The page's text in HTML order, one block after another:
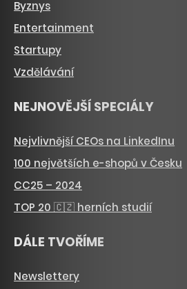
Byznys
Entertainment
Startupy
Vzdělávání
NEJNOVĚJŠÍ SPECIÁLY
Nejvlivnější CEOs na LinkedInu
100 největších e-shopů v Česku
CC25 – 2024
TOP 20 🇨🇿 herních studií
DÁLE TVOŘÍME
Newslettery